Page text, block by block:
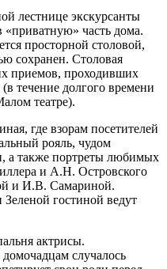
лестнице экскурсанты
часть дома.
просторной столовой,
сохранен. Столовая
приемов, проходивших
течение долгого времени
театре).
где взорам посетителей
рояль, чудом
а также портреты любимых
и А.Н. Островского
и И.В. Самариной.
гостиной ведут
актрисы.
случалось